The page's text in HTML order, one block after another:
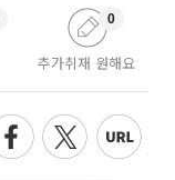
추가취재 원해요
0